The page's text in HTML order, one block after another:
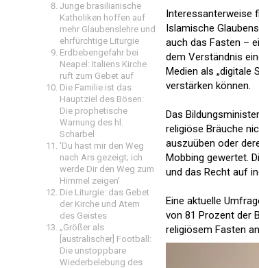
Junge brasilianische
Katholiken hoffen auf
mehr Glaubenslehre und
ehrfürchtige Liturgie
Erdbebengefahr bei
Neapel: Italiens Kirche
ruft zum Gebet auf
Die Familie ist das
Hauptziel des Bösen:
Die prophetische
Warnung des hl.
Scharbel
'Du hast mir den Weg
nach Ars gezeigt; ich
werde Dir den Weg zum
Himmel zeigen'
Die Liturgie: das Gebet
der Kirche und Atem
des Geistes
„Größer als
[australischer] Football:
Die unstoppbare
Wiederbelebung des
Interessanterweise
Islamische
auch das Fasten –
dem Verständnis
Medien als „digitale
verstärken können.
Das
religiöse Bräuche
auszuüben oder
Mobbing gewertet.
und das Recht auf
Eine aktuelle
von 81 Prozent der
religiösem Fasten